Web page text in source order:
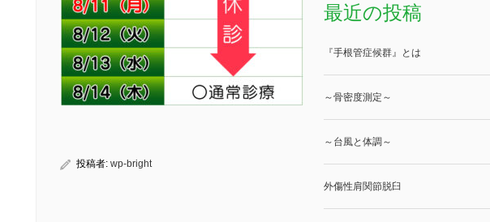
投稿者: wp-bright
最近の投稿
『手根管症候群』とは
～骨密度測定～
～台風と体調～
外傷性肩関節脱臼